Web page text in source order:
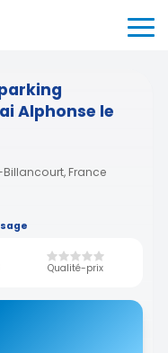
Alphonse le
France
Qualité-prix